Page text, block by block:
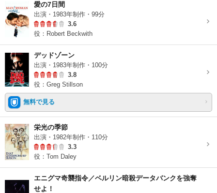
愛の7日間
出演・1983年制作・99分
3.6
役：Robert Beckwith
デッドゾーン
出演・1983年制作・100分
3.8
役：Greg Stillson
無料で見る
栄光の季節
出演・1982年制作・110分
3.3
役：Tom Daley
エニグマ奇襲指令／ベルリン暗殺データバンクを強奪
せよ！